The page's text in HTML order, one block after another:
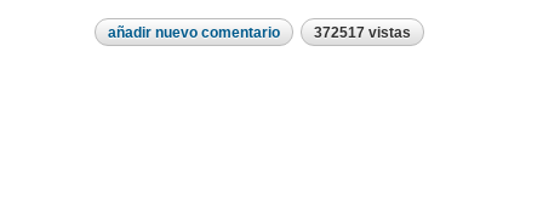
añadir nuevo comentario 372517 vistas